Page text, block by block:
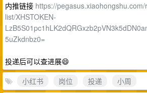
内推链接 https://
list/XHSTOKEN-
5uZkdnbz0=
投递后可以查进展😄
小红书
岗位 投递
小周